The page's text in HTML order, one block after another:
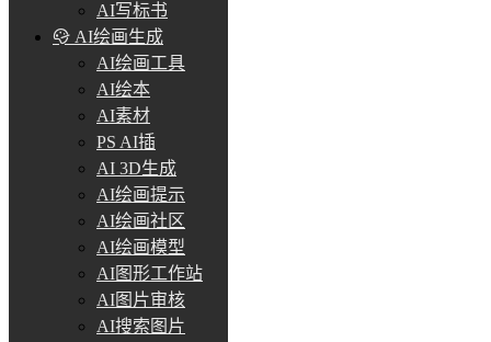
AI写标书
AI绘画生成
AI绘画工具
AI绘本
AI素材
PS AI插
AI 3D生成
AI绘画提示
AI绘画社区
AI绘画模型
AI图形工作站
AI图片审核
AI搜索图片